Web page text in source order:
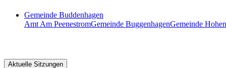
Gemeinde Buddenhagen
Amt Am PeenestromGemeinde BuggenhagenGemeinde
Aktuelle Sitzungen